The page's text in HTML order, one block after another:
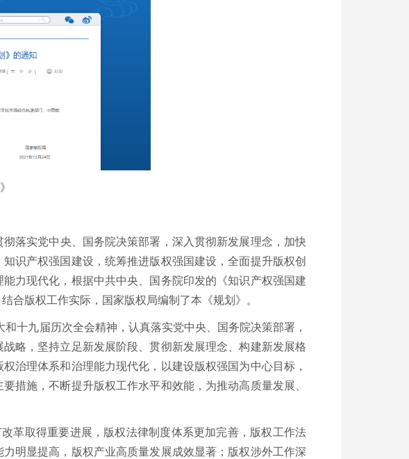
落实党中央、国务院决策部署，深入贯彻新发展理念，加快
识产权强国建设，统筹推进版权强国建设，全面提升版权创
力现代化，根据中共中央、国务院印发的《知识产权强国建
合版权工作实际，国家版权局编制了本《规划》。
十九届历次全会精神，认真落实党中央、国务院决策部署，
略，坚持立足新发展阶段、贯彻新发展理念、构建新发展格
治理体系和治理能力现代化，以建设版权强国为中心目标，
措施，不断提升版权工作水平和效能，为推动高质量发展、
革取得重要进展，版权法律制度体系更加完善，版权工作法
明显提高，版权产业高质量发展成效显著；版权涉外工作深